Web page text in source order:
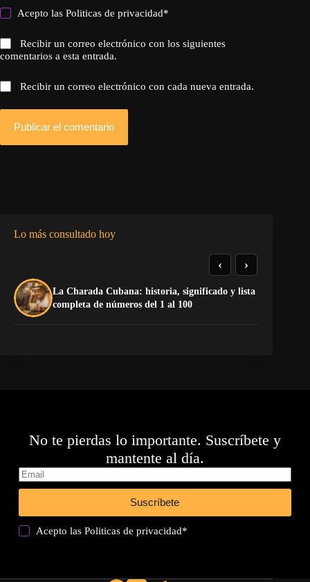
Acepto lasPoliticas de privacidad*
Recibir un correo electrónico con los siguientes
comentarios a esta entrada.
Recibir un correo electrónico con cada nueva entrada.
Publicar el comentario
Lo más consultado hoy
La Charada Cubana: historia, significado y lista
completa de números del 1 al 100
‹ ›
No te pierdas lo importante. Suscríbete y
mantente al día.
Suscríbete
Acepto lasPoliticas de privacidad*